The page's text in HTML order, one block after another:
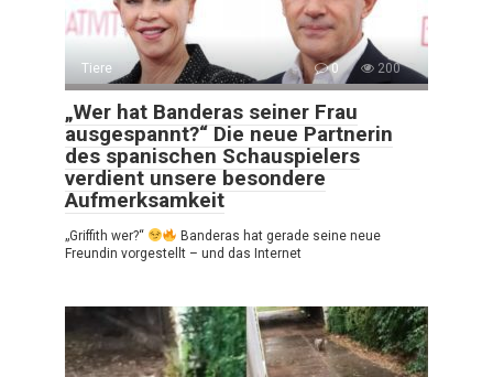
Tiere 0 200
„Wer hat Banderas seiner Frau
ausgespannt?“ Die neue Partnerin
des spanischen Schauspielers
verdient unsere besondere
Aufmerksamkeit
„Griffith wer?“
Banderas hat gerade seine neue
Freundin vorgestellt – und das Internet